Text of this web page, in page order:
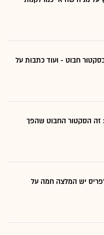
חבוט - ועוד כתבות על
הסקטור החבוט שהפך
יש המלצה חמה על